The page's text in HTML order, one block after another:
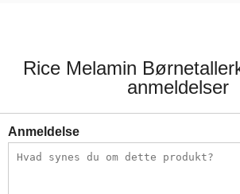
Rice Melamin
anmeldelser
Anmeldelse